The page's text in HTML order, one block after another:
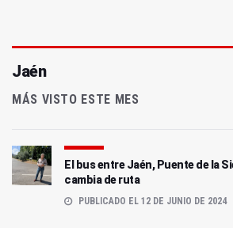
Jaén
MÁS VISTO ESTE MES
El bus entre Jaén, Puente de la
cambia de ruta
PUBLICADO EL 12 DE JUNIO DE 2024